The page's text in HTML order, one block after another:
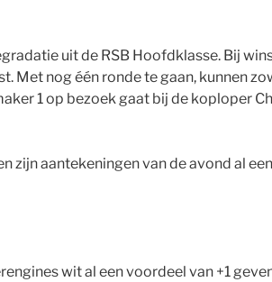
uit de RSB Hoofdklasse. Bij
Met nog één ronde te gaan, kunnen
1 op bezoek gaat bij de koploper
aantekeningen van de avond al
wit al een voordeel van +1